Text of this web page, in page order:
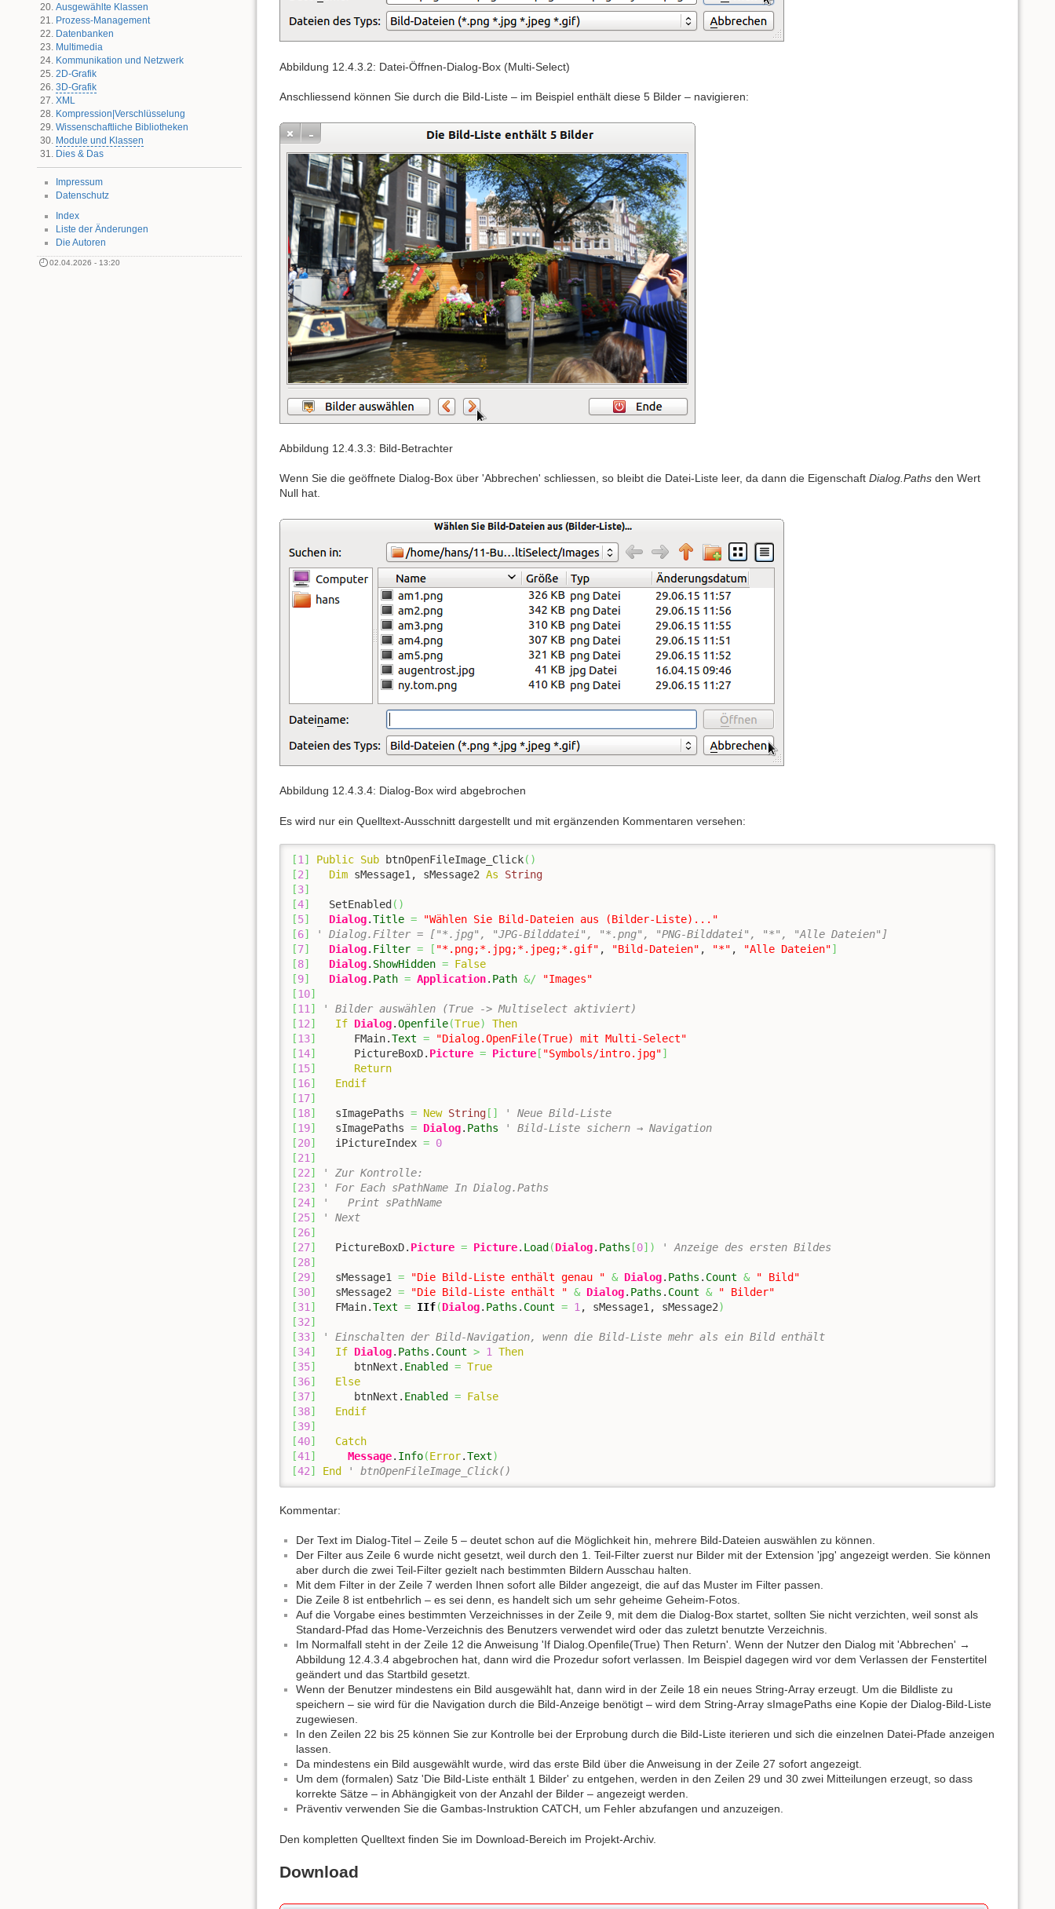
Ausgewählte Klassen
Prozess-Management
Datenbanken
Multimedia
Kommunikation und Netzwerk
2D-Grafik
3D-Grafik
XML
Kompression|Verschlüsselung
Wissenschaftliche Bibliotheken
Module und Klassen
Dies & Das
Impressum
Datenschutz
Index
Liste der Änderungen
Die Autoren
02.04.2026 - 13:20
Abbildung 12.4.3.2: Datei-Öffnen-Dialog-Box (Multi-Select)
Anschliessend können Sie durch die Bild-Liste – im Beispiel enthält diese 5 Bilder – navigieren:
Abbildung 12.4.3.3: Bild-Betrachter
Wenn Sie die geöffnete Dialog-Box über 'Abbrechen' schliessen, so bleibt die Datei-Liste leer, da dann die Eigenschaft Dialog.Pathsden Wert
Null hat.
Abbildung 12.4.3.4: Dialog-Box wird abgebrochen
Es wird nur ein Quelltext-Ausschnitt dargestellt und mit ergänzenden Kommentaren versehen:
[1] Public Sub btnOpenFileImage_Click( )
[2] Dim sMessage1, sMessage2 As
String
[3]
[4]
   SetEnabled
( )
[5] Dialog.Title =
"Wählen Sie Bild-Dateien aus (Bilder-Liste)..."
[6]
' Dialog.Filter = ["*.jpg", "JPG-Bilddatei", "*.png", "PNG-Bilddatei", "*", "Alle Dateien"]
[7] Dialog. Filter = [ "*.png;*.jpg;*.jpeg;*.gif" , "Bild-Dateien" , "*" , "Alle Dateien"]
[8] Dialog. ShowHidden = False
[9] Dialog. Path = Application. Path &/
"Images"
[10]
[11]
' Bilder auswählen (True -> Multiselect aktiviert)
[12] If Dialog.Openfile(True)
Then
[13]
      FMain.
Text =
"Dialog.OpenFile(True) mit Multi-Select"
[14]
      PictureBoxD.
Picture = Picture[ "Symbols/intro.jpg"]
[15]
Return
[16]
Endif
[17]
[18]
   sImagePaths
= New String[ ]
' Neue Bild-Liste
[19]
   sImagePaths
= Dialog. Paths
' Bild-Liste sichern → Navigation
[20]
   iPictureIndex
= 0
[21]
[22]
' Zur Kontrolle:
[23]
' For Each sPathName In Dialog.Paths
[24]
'   Print sPathName
[25]
' Next
[26]
[27]
   PictureBoxD.
Picture = Picture. Load (Dialog. Paths [0] )
' Anzeige des ersten Bildes
[28]
[29]
   sMessage1
= "Die Bild-Liste enthält genau " & Dialog. Paths . Count &
" Bild"
[30]
   sMessage2
= "Die Bild-Liste enthält " & Dialog. Paths . Count &
" Bilder"
[31]
   FMain.
Text = IIf(Dialog. Paths . Count = 1, sMessage1, sMessage2)
[32]
[33]
' Einschalten der Bild-Navigation, wenn die Bild-Liste mehr als ein Bild enthält
[34] If Dialog. Paths . Count > 1 Then
[35]
      btnNext.
Enabled = True
[36]
Else
[37]
      btnNext.
Enabled = False
[38]
Endif
[39]
[40]
Catch
[41] Message. Info(Error.Text)
[42] End ' btnOpenFileImage_Click()
Kommentar:
Der Text im Dialog-Titel – Zeile 5 – deutet schon auf die Möglichkeit hin, mehrere Bild-Dateien auswählen zu können.
Der Filter aus Zeile 6 wurde nicht gesetzt, weil durch den 1. Teil-Filter zuerst nur Bilder mit der Extension 'jpg' angezeigt werden. Sie können
aber durch die zwei Teil-Filter gezielt nach bestimmten Bildern Ausschau halten.
Mit dem Filter in der Zeile 7 werden Ihnen sofort alle Bilder angezeigt, die auf das Muster im Filter passen.
Die Zeile 8 ist entbehrlich – es sei denn, es handelt sich um sehr geheime Geheim-Fotos.
Auf die Vorgabe eines bestimmten Verzeichnisses in der Zeile 9, mit dem die Dialog-Box startet, sollten Sie nicht verzichten, weil sonst als
Standard-Pfad das Home-Verzeichnis des Benutzers verwendet wird oder das zuletzt benutzte Verzeichnis.
Im Normalfall steht in der Zeile 12 die Anweisung 'If Dialog.Openfile(True) Then Return'. Wenn der Nutzer den Dialog mit 'Abbrechen' →
Abbildung 12.4.3.4 abgebrochen hat, dann wird die Prozedur sofort verlassen. Im Beispiel dagegen wird vor dem Verlassen der Fenstertitel
geändert und das Startbild gesetzt.
Wenn der Benutzer mindestens ein Bild ausgewählt hat, dann wird in der Zeile 18 ein neues String-Array erzeugt. Um die Bildliste zu
speichern – sie wird für die Navigation durch die Bild-Anzeige benötigt – wird dem String-Array sImagePaths eine Kopie der Dialog-Bild-Liste
zugewiesen.
In den Zeilen 22 bis 25 können Sie zur Kontrolle bei der Erprobung durch die Bild-Liste iterieren und sich die einzelnen Datei-Pfade anzeigen
lassen.
Da mindestens ein Bild ausgewählt wurde, wird das erste Bild über die Anweisung in der Zeile 27 sofort angezeigt.
Um dem (formalen) Satz 'Die Bild-Liste enthält 1 Bilder' zu entgehen, werden in den Zeilen 29 und 30 zwei Mitteilungen erzeugt, so dass
korrekte Sätze – in Abhängigkeit von der Anzahl der Bilder – angezeigt werden.
Präventiv verwenden Sie die Gambas-Instruktion CATCH, um Fehler abzufangen und anzuzeigen.
Den kompletten Quelltext finden Sie im Download-Bereich im Projekt-Archiv.
Download